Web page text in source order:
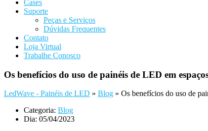
Cases
Suporte
Peças e Serviços
Dúvidas Frequentes
Contato
Loja Virtual
Trabalhe Conosco
Os benefícios do uso de painéis de LED em
LedWave - Painéis de LED » Blog » Os benefícios do uso de
Categoria: Blog
Dia: 05/04/2023